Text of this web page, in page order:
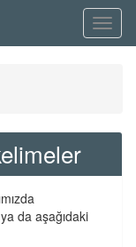
Menü
da aşağıdaki